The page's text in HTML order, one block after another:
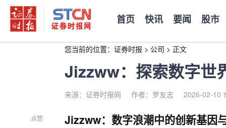
首页 快讯 要闻 股市
您当前的位置： 证券时报 > 公司 > 正文
Jizzww：探索数字世
来源：证券时报网 作者：罗友志 2026-02-10
点赞 Jizzww：数字浪潮中的创新基因